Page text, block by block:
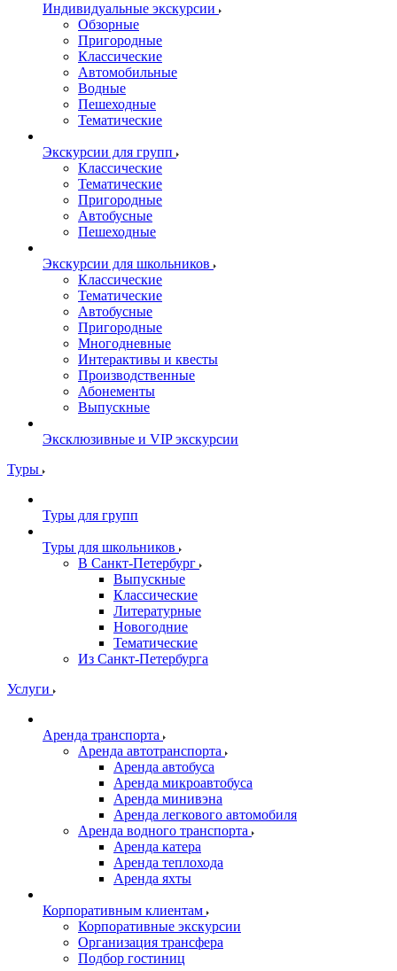
Индивидуальные экскурсии
Обзорные
Пригородные
Классические
Автомобильные
Водные
Пешеходные
Тематические
Экскурсии для групп
Классические
Тематические
Пригородные
Автобусные
Пешеходные
Экскурсии для школьников
Классические
Тематические
Автобусные
Пригородные
Многодневные
Интерактивы и квесты
Производственные
Абонементы
Выпускные
Эксклюзивные и VIP экскурсии
Туры
Туры для групп
Туры для школьников
В Санкт-Петербург
Выпускные
Классические
Литературные
Новогодние
Тематические
Из Санкт-Петербурга
Услуги
Аренда транспорта
Аренда автотранспорта
Аренда автобуса
Аренда микроавтобуса
Аренда минивэна
Аренда легкового автомобиля
Аренда водного транспорта
Аренда катера
Аренда теплохода
Аренда яхты
Корпоративным клиентам
Корпоративные экскурсии
Организация трансфера
Подбор гостиниц